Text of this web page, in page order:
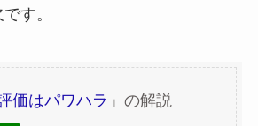
す。
価はパワハラ 」の解説